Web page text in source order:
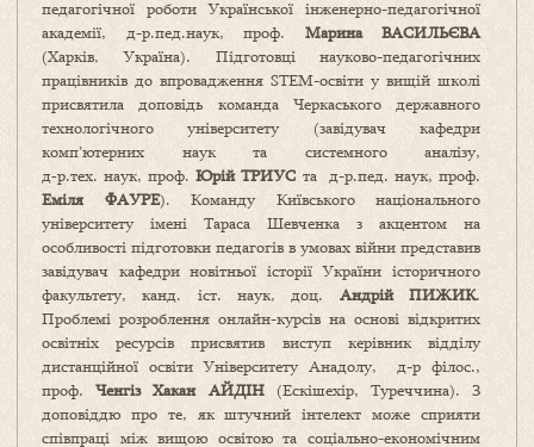
педагогічної роботи Української інженерно-педагогічної
академії, д-р.пед.наук, проф. Марина ВАСИЛЬЄВА
(Харків, Україна). Підготовці науково-педагогічних
працівників до впровадження STEM-освіти у вищій школі
присвятила доповідь команда Черкаського державного
технологічного університету (завідувач кафедри
комп’ютерних наук та системного аналізу,
д‑р.тех. наук, проф.Юрій ТРИУС та д-р.пед. наук, проф.
Еміля ФАУРЕ). Команду Київського національного
університету імені Тараса Шевченка з акцентом на
особливості підготовки педагогів в умовах війни представив
завідувач кафедри новітньої історії України історичного
факультету, канд. іст. наук, доц. Андрій ПИЖИК.
Проблемі розроблення онлайн-курсів на основі відкритих
освітніх ресурсів присвятив виступ керівник відділу
дистанційної освіти Університету Анадолу, д-р філос.,
проф.Ченгіз Хакан АЙДІН(Ескішехір, Туреччина). З
доповіддю про те, як штучний інтелект може сприяти
співпраці між вищою освітою та соціально-економічним